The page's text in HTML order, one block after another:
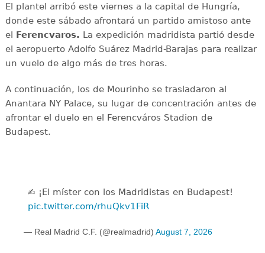
El plantel arribó este viernes a la capital de Hungría,
donde este sábado afrontará un partido amistoso ante
el
Ferencvaros. La expedición madridista partió desde
el aeropuerto Adolfo Suárez Madrid-Barajas para realizar
un vuelo de algo más de tres horas.
A continuación, los de Mourinho se trasladaron al
Anantara NY Palace, su lugar de concentración antes de
afrontar el duelo en el Ferencváros Stadion de
Budapest.
✍️ ¡El míster con los Madridistas en Budapest!
pic.twitter.com/rhuQkv1FiR
— Real Madrid C.F. (@realmadrid) August 7, 2026